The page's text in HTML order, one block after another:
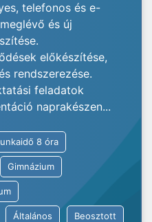
telefonos és e-
és új
előkészítése,
rendszerezése.
feladatok
naprakészen...
8 óra
Gimnázium
Általános Beosztott